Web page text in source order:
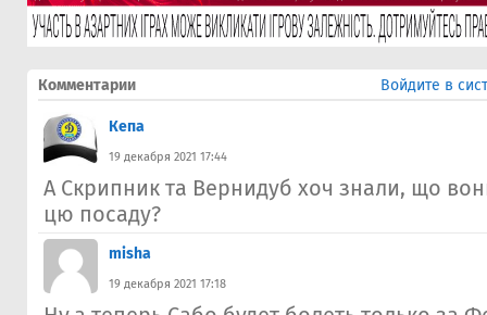
Комментарии Войдите в
Кепа
19 декабря 2021 17:44
А Скрипник та Вернидуб хоч знали, що
цю посаду?
misha
19 декабря 2021 17:18